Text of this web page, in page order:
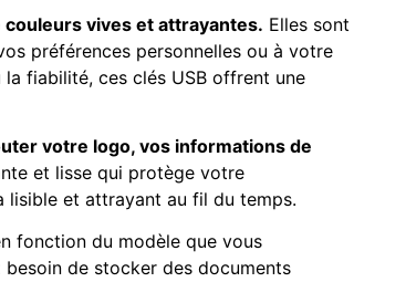
couleurs vives et attrayantes. Elles sont
préférences personnelles ou à votre
fiabilité, ces clés USB offrent une
votre logo, vos informations de
et lisse qui protège votre
lisible et attrayant au fil du temps.
fonction du modèle que vous
de stocker des documents